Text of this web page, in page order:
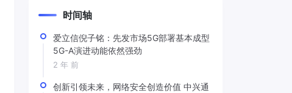
时间轴
爱立信倪子铭：先发市场5G部署基本成型
5G-A演进动能依然强劲
2 年 前
创新引领未来，网络安全创造价值 中兴通